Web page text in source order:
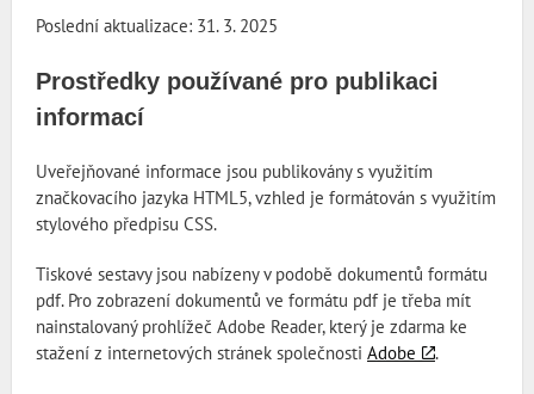
Poslední aktualizace: 31. 3. 2025
Prostředky používané pro publikaci
informací
Uveřejňované informace jsou publikovány s využitím
značkovacího jazyka HTML5, vzhled je formátován s využitím
stylového předpisu CSS.
Tiskové sestavy jsou nabízeny v podobě dokumentů formátu
pdf. Pro zobrazení dokumentů ve formátu pdf je třeba mít
nainstalovaný prohlížeč Adobe Reader, který je zdarma ke
stažení z internetových stránek společnosti Adobe .